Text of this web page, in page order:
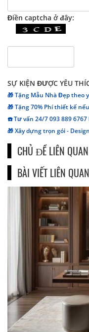
Điền captcha ở đây:
SỰ KIỆN ĐƯỢC YÊU
🎁 Tặng Mẫu Nhà Đẹp theo
🎁 Tặng 70% Phí thiết kế
☎️ Tư vấn 24/7 093 889
🎁 Xây dựng trọn gói -
CHỦ ĐỀ LIÊN QUAN
BÀI VIẾT LIÊN QUAN